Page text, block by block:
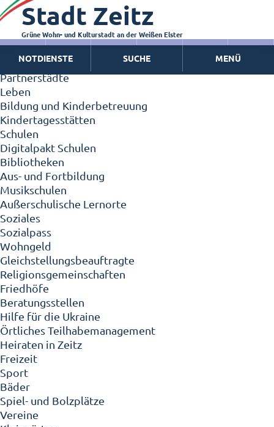
Zeitz - Die Kleinstadt
Willkommen in Zeitz!
Interview mit Oberbürgermeister Christian Thieme
Zeitz - Stadt der Zukunft
Ortschaften
Partnerstädte
Leben
Bildung und Kinderbetreuung
Kindertagesstätten
Schulen
Digitalpakt Schulen
Bibliotheken
Aus- und Fortbildung
Musikschulen
Außerschulische Lernorte
Soziales
Sozialpass
Wohngeld
Gleichstellungsbeauftragte
Religionsgemeinschaften
Friedhöfe
Beratungsstellen
Hilfe für die Ukraine
Örtliches Teilhabemanagement
Heiraten in Zeitz
Freizeit
Sport
Bäder
Spiel- und Bolzplätze
Vereine
Stadt Zeitz
Grüne Wohn- und Kulturstadt an der Weißen Elster
NOTDIENSTE SUCHE MENÜ